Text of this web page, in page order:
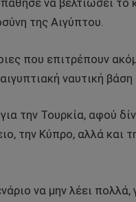
να βελτιώσει το
της Αιγύπτου.
που επιτρέπουν
ναυτική
την Τουρκία, αφού
την Κύπρο, αλλά και
να μην λέει